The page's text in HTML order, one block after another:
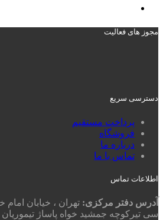
مجوز های فعالیت
دسترسی سریع
پرداخت مستقیم
فروشگاه
درباره ما
تماس با ما
اطلاعات تماس
آدرس دفتر مرکزی: تهران ، خیابان امام
سی تیرکوچه جمشید خواه پاساژ تیموریان